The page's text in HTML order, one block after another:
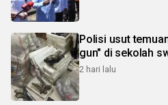
Polisi usut
gun" di sekolah
2 hari lalu